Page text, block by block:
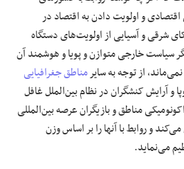
و اولویت دادن به اقتصاد در
شرقی و آسیایی از اولویت‌های دستگاه
سیاست خارجی متوازن و پویا و هوشمند آن
از توجه به سایرمناطق جغرافیایی
و آرایش کنشگران در نظام بین‌الملل غافل
مناطق و بازیگران عرصه بین‌المللی
و روابط با آنها را بر اساس وزن
می‌نماید.